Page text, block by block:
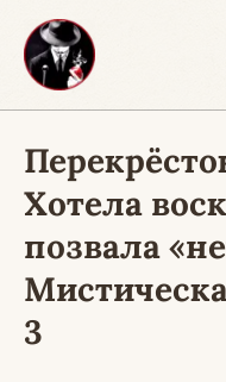
Перейти
содержимому
Хотела
позвала
3